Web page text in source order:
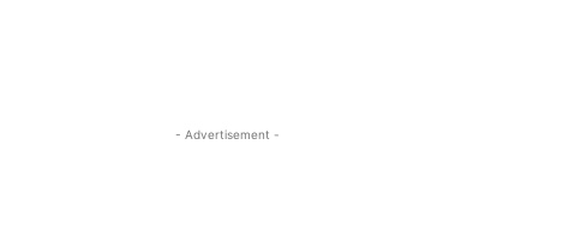
- Advertisement -